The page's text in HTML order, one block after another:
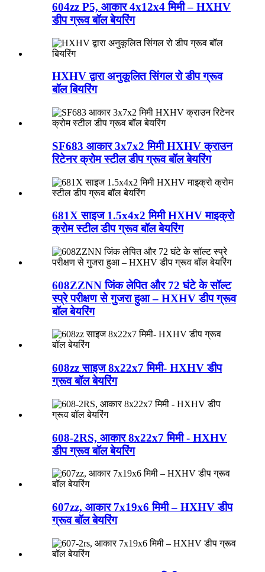
604zz P5, आकार 4x12x4 मिमी – HXHV
डीप ग्रूव बॉल बेयरिंग
HXHV द्वारा अनुकूलित सिंगल रो डीप ग्रूव
बॉल बियरिंग
SF683 आकार 3x7x2 मिमी HXHV क्राउन
रिटेनर क्रोम स्टील डीप ग्रूव बॉल बेयरिंग
681X साइज 1.5x4x2 मिमी HXHV माइक्रो
क्रोम स्टील डीप ग्रूव बॉल बेयरिंग
608ZZNN जिंक लेपित और 72 घंटे के सॉल्ट
स्प्रे परीक्षण से गुजरा हुआ – HXHV डीप ग्रूव
बॉल बेयरिंग
608zz साइज 8x22x7 मिमी- HXHV डीप
ग्रूव बॉल बेयरिंग
608-2RS, आकार 8x22x7 मिमी - HXHV
डीप ग्रूव बॉल बेयरिंग
607zz, आकार 7x19x6 मिमी – HXHV डीप
ग्रूव बॉल बेयरिंग